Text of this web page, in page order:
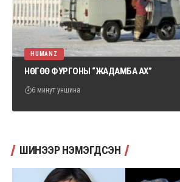
HUMANZ
НӨГӨӨ ФУРГОНЫ “ЖАДАМБА АХ”
6 минут уншина
ШИНЭЭР НЭМЭГДСЭН